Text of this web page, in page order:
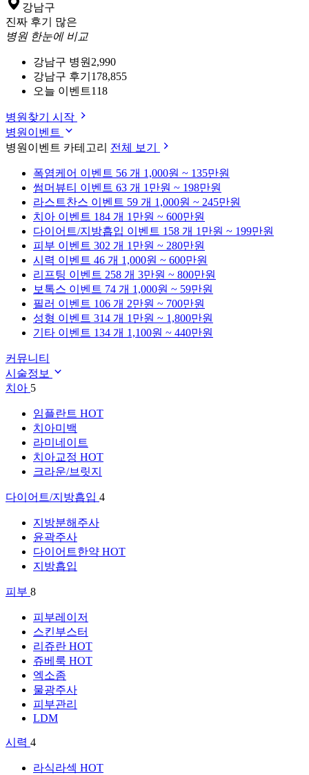
강남구
진짜 후기 많은
병원 한눈에 비교
강남구 병원 2,990
강남구 후기 178,855
오늘 이벤트118
병원찾기 시작
병원이벤트
병원이벤트 카테고리 전체 보기
폭염케어 이벤트 56 개 1,000원 ~ 135만원
썸머뷰티 이벤트 63 개 1만원 ~ 198만원
라스트찬스 이벤트 59 개 1,000원 ~ 245만원
치아 이벤트 184 개 1만원 ~ 600만원
다이어트/지방흡입 이벤트 158 개 1만원 ~ 199만원
피부 이벤트 302 개 1만원 ~ 280만원
시력 이벤트 46 개 1,000원 ~ 600만원
리프팅 이벤트 258 개 3만원 ~ 800만원
보톡스 이벤트 74 개 1,000원 ~ 59만원
필러 이벤트 106 개 2만원 ~ 700만원
성형 이벤트 314 개 1만원 ~ 1,800만원
기타 이벤트 134 개 1,100원 ~ 440만원
커뮤니티
시술정보
치아 5
임플란트 HOT
치아미백
라미네이트
치아교정 HOT
크라운/브릿지
다이어트/지방흡입 4
지방분해주사
윤곽주사
다이어트한약 HOT
지방흡입
피부 8
피부레이저
스킨부스터
리쥬란 HOT
쥬베룩 HOT
엑소좀
물광주사
피부관리
LDM
시력 4
라식라섹 HOT